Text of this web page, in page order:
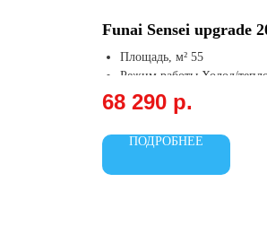
Funai Sensei upgrade
Площадь, м² 55
Режим работы Холод/тепло
Охлаждение, кВт 5.5
Обогрев, кВт 5.7
68 290 р.
ПОДРОБНЕЕ